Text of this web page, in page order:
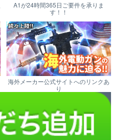
A1が24時間365日ご要件を承りま
す！！
海外メーカー公式サイトへのリンクあ
り